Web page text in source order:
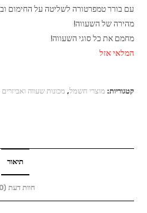
עם בורר טמפרטורה לשליטה על החימום
מהירה של השעווה!
מחמם את כל סוגי השעווה!
המלאי אזל
קטגוריות: מוצרי חשמל, מכונות שעווה ואביזרים
תיאור
חוות דעת (0)